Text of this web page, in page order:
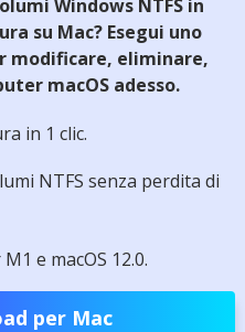
Windows NTFS in
su Mac? Esegui uno
modificare, eliminare,
macOS adesso.
in 1 clic.
NTFS senza perdita di
e macOS 12.0.
per Mac